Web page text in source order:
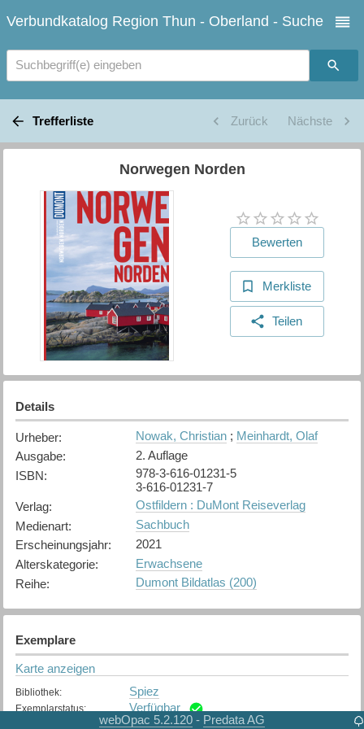
Verbundkatalog Region Thun - Oberland - Suche
Suchbegriff(e) eingeben
Trefferliste Zurück Nächste
Norwegen Norden
Bewerten
Merkliste
Teilen
Details
Urheber: Nowak, Christian; Meinhardt, Olaf
Ausgabe:
2. Auflage
ISBN:
978-3-616-01231-5
3-616-01231-7
Verlag:
Ostfildern : DuMont Reiseverlag
Medienart:
Sachbuch
Erscheinungsjahr:
2021
Alterskategorie:
Erwachsene
Reihe: Dumont Bildatlas (200)
Exemplare
Karte anzeigen
Bibliothek: Spiez
Exemplarstatus:
Verfügbar
webOpac 5.2.120 - Predata AG